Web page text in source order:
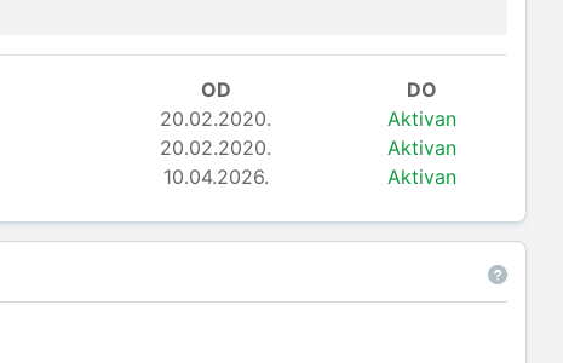
OD
DO
20.02.2020.
Aktivan
20.02.2020.
Aktivan
10.04.2026. Aktivan